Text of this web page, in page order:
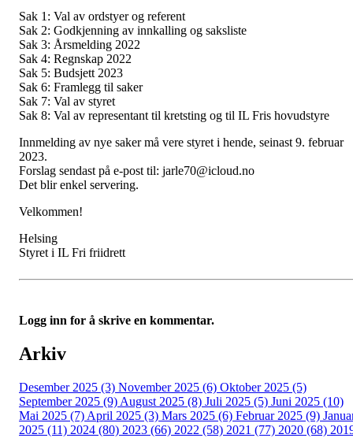
Sak 1: Val av ordstyer og referent
Sak 2: Godkjenning av innkalling og saksliste
Sak 3: Årsmelding 2022
Sak 4: Regnskap 2022
Sak 5: Budsjett 2023
Sak 6: Framlegg til saker
Sak 7: Val av styret
Sak 8: Val av representant til kretsting og til IL Fris hovudstyre
Innmelding av nye saker må vere styret i hende, seinast 9. februar
2023.
Forslag sendast på e-post til: jarle70@icloud.no
Det blir enkel servering.
Velkommen!
Helsing
Styret i IL Fri friidrett
Logg inn for å skrive en kommentar.
Arkiv
Desember 2025 (3) November 2025 (6) Oktober 2025 (5)
September 2025 (9) August 2025 (8) Juli 2025 (5) Juni 2025 (10)
Mai 2025 (7) April 2025 (3) Mars 2025 (6) Februar 2025 (9)
2025 (11) 2024 (80) 2023 (66) 2022 (58) 2021 (77) 2020 (68)